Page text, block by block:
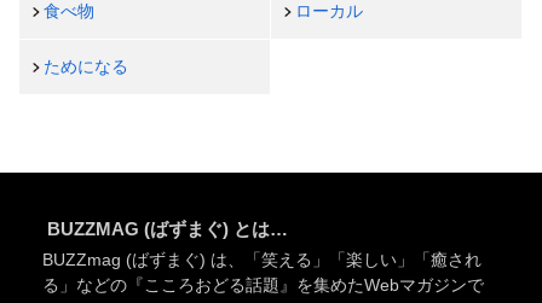
食べ物 ローカル
ためになる
BUZZMAG (ばずまぐ) とは…
BUZZmag (ばずまぐ) は、「笑える」「楽しい」「癒され
る」などの『こころおどる話題』を集めたWebマガジンで